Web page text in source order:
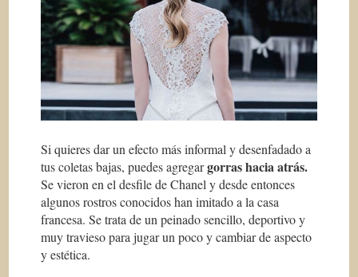
Si quieres dar un efecto más informal y desenfadado a
tus coletas bajas, puedes agregargorras hacia atrás.
Se vieron en el desfile de Chanel y desde entonces
algunos rostros conocidos han imitado a la casa
francesa. Se trata de un peinado sencillo, deportivo y
muy travieso para jugar un poco y cambiar de aspecto
y estética.